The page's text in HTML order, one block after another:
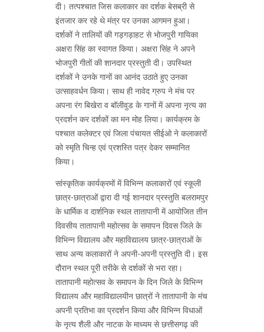
दी। तत्पश्चात जिस कलाकार का दर्शक बेसब्री से
इंतजार कर रहे थे मंत्र पर उनका आगमन हुआ।
दर्शकों ने तालियों की गड़गड़ाहट से भोजपुरी गायिका
अक्षरा सिंह का स्वागत किया। अक्षरा सिंह ने अपने
भोजपुरी गीतों की शानदार प्रस्तुती दी। उपस्थित
दर्शकों ने उनके गानों का आनंद उठाते हुए उनका
उत्साहवर्धन किया। साथ ही नावेद ग्रुप ने मंच पर
अपना रंग बिखेरा व बॉलीवुड के गानों में अपना नृत्य का
प्रदर्शन कर दर्शकों का मन मोह लिया। कार्यक्रम के
पश्चात कलेक्टर एवं जिला पंचायत सीईओ ने कलाकारों
को स्मृति चिन्ह एवं प्रशस्ति पत्र देकर सम्मानित
किया।
सांस्कृतिक कार्यक्रमों में विभिन्न कलाकारों एवं स्कूली
छात्र-छात्राओं द्वारा दी गई शानदार प्रस्तुति बलरामपुर
के धार्मिक व दार्शनिक स्थल तातापानी में आयोजित तीन
दिवसीय तातापानी महोत्सव के समापन दिवस जिले के
विभिन्न विद्यालय और महाविद्यालय छात्र-छात्राओं के
साथ अन्य कलाकारों ने अपनी-अपनी प्रस्तुति दी। इस
दौरान स्थल पूरी तरीके से दर्शकों से भरा रहा।
तातापानी महोत्सव के समापन के दिन जिले के विभिन्न
विद्यालय और महाविद्यालयीन छात्रों ने तातापानी के मंच
अपनी प्रतिभा का प्रदर्शन किया और विभिन्न विधाओं
के नृत्य शैली और नाटक के माध्यम से छत्तीसगढ़ की